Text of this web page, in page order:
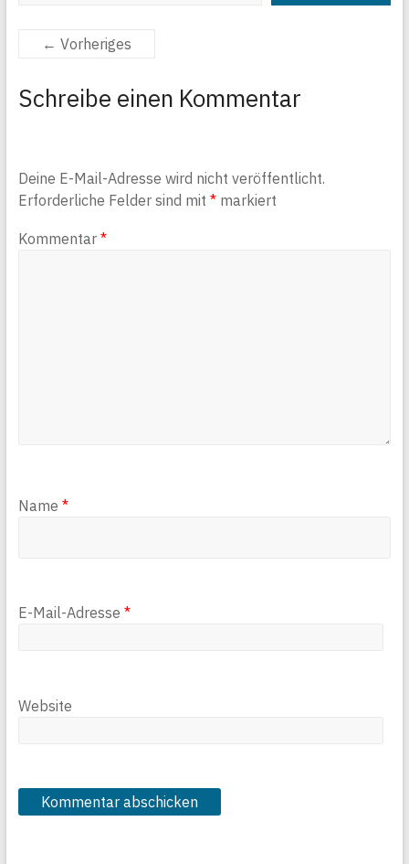
← Vorheriges
Schreibe einen Kommentar
Deine E-Mail-Adresse wird nicht veröffentlicht.
Erforderliche Felder sind mit *markiert
Kommentar *
Name *
E-Mail-Adresse *
Website